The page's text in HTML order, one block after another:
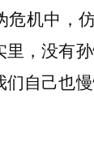
危机中，
里，没有
们自己也